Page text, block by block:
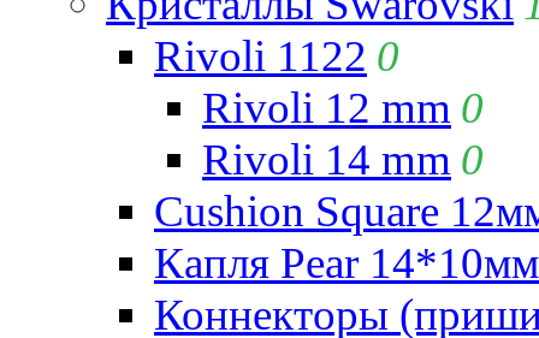
Rivoli 1122 0
Rivoli 12 mm 0
Rivoli 14 mm 0
Cushion Square
Капля Pear
Коннекторы